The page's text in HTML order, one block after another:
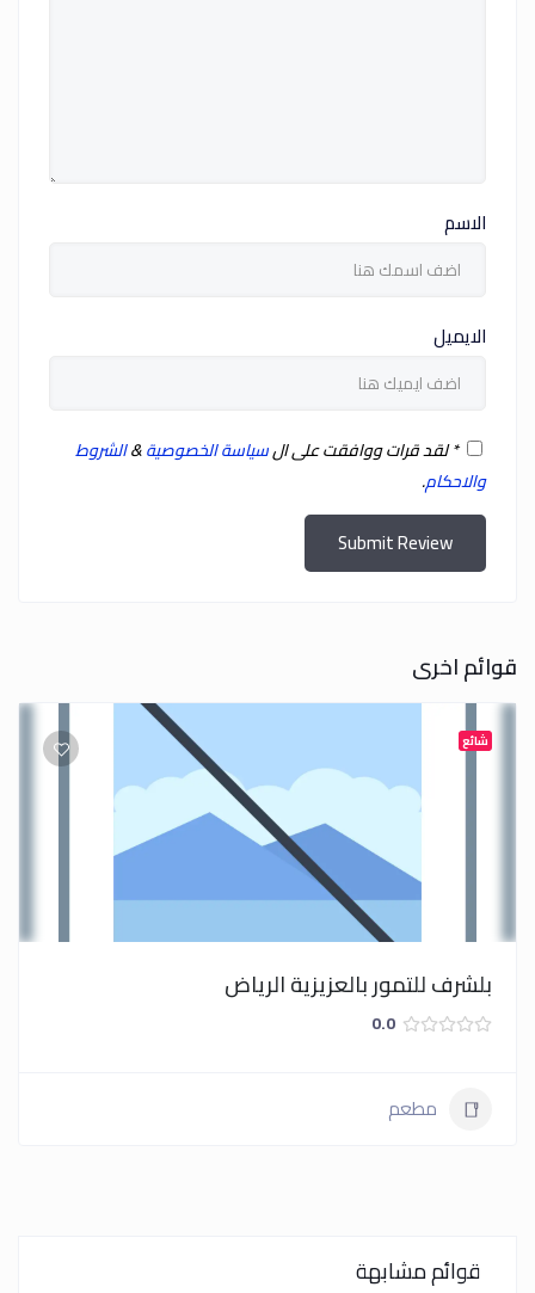
الاسم
الايميل
*لقد قرات ووافقت على السياسة الخصوصية&الشروط
والاحكام.
Submit Review
قوائم اخرى
شائع
بلشرف للتمور بالعزيزية الرياض
0.0
مطعم
قوائم مشابهة